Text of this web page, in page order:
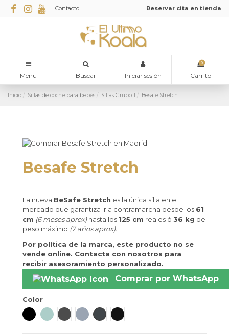
Contacto Reservar cita en tienda
Menu Buscar Iniciar sesión
0
Carrito
Inicio Sillas de coche para bebés Sillas Grupo 1 Besafe Stretch
Besafe Stretch
La nueva BeSafe Stretch es la única silla en el
mercado que garantiza ir a contramarcha desde los 61
cm (6 meses aprox)hasta los 125 cm reales ó 36 kg de
peso máximo (7 años aprox).
Por política de la marca, este producto no se
vende online. Contacta con nosotros para
recibir asesoramiento personalizado.
Comprar por WhatsApp
Color
Fresh Black Cab
Sea Green Melange
Metallic Melange
Peak MeshAnthracite Mesh
Black Soft Breeze